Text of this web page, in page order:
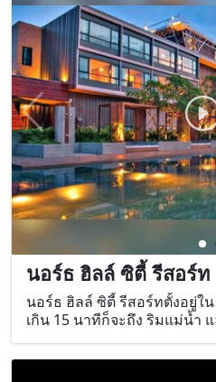
นอร์ธ ฮิลล์ ซิตี้ รีสอร์ท
นอร์ธ ฮิลล์ ซิตี้ รีสอร์ทตั้งอยู่ใ
เกิน 15 นาทีก็จะถึง ริมแม่น้ำ